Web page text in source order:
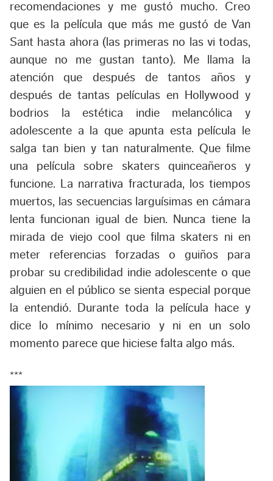
recomendaciones y me gustó mucho. Creo
que es la película que más me gustó de Van
Sant hasta ahora (las primeras no las vi todas,
aunque no me gustan tanto). Me llama la
atención que después de tantos años y
después de tantas películas en Hollywood y
bodrios la estética indie melancólica y
adolescente a la que apunta esta película le
salga tan bien y tan naturalmente. Que filme
una película sobre skaters quinceañeros y
funcione. La narrativa fracturada, los tiempos
muertos, las secuencias larguísimas en cámara
lenta funcionan igual de bien. Nunca tiene la
mirada de viejo cool que filma skaters ni en
meter referencias forzadas o guiños para
probar su credibilidad indie adolescente o que
alguien en el público se sienta especial porque
la entendió. Durante toda la película hace y
dice lo mínimo necesario y ni en un solo
momento parece que hiciese falta algo más.
***